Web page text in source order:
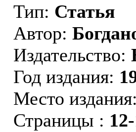
Тип: Статья
Автор:
Издательство:
Год издания:
Место издания:
Страницы :